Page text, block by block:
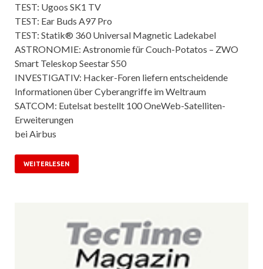
TEST: Ugoos SK1 TV
TEST: Ear Buds A97 Pro
TEST: Statik® 360 Universal Magnetic Ladekabel
ASTRONOMIE: Astronomie für Couch-Potatos – ZWO
Smart Teleskop Seestar S50
INVESTIGATIV: Hacker-Foren liefern entscheidende
Informationen über Cyberangriffe im Weltraum
SATCOM: Eutelsat bestellt 100 OneWeb-Satelliten-
Erweiterungen
bei Airbus
WEITERLESEN